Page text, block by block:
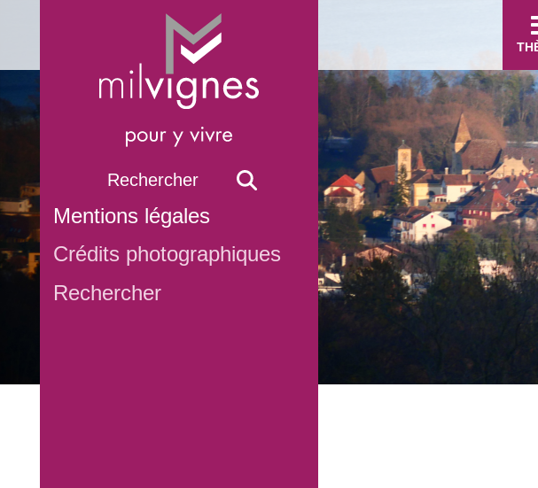
Mentions légales
Crédits photographiques
Rechercher